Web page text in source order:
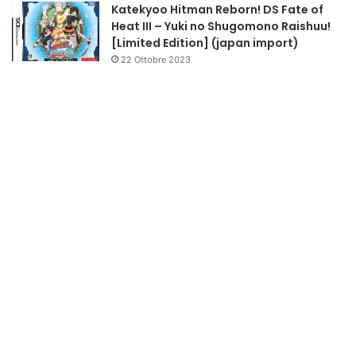
Katekyoo Hitman Reborn! DS Fate of
Heat III – Yuki no Shugomono Raishuu!
[Limited Edition] (japan import)
22 Ottobre 2023